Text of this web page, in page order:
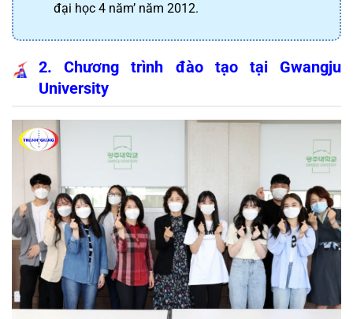
đại học 4 năm’ năm 2012.
2. Chương trình đào tạo tại Gwangju
University